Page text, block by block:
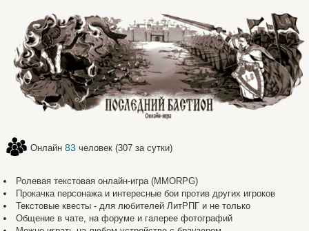
Онлайн 83 человек (307 за сутки)
Ролевая текстовая онлайн-игра (MMORPG)
Прокачка персонажа и интересные бои против других игроков
Текстовые квесты - для любителей ЛитРПГ и не только
Общение в чате, на форуме и галерее фотографий